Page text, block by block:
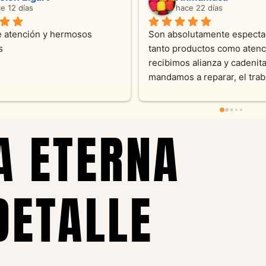
4 meses
atención !!!!!Nos asesoraron
con dedicación.
hace 5 meses
Desde el inicio soy clienta
Joyas y siempre muy
sus productos. Una Belleza
pieza y siempre satisfecha
recomendable
ETERNA